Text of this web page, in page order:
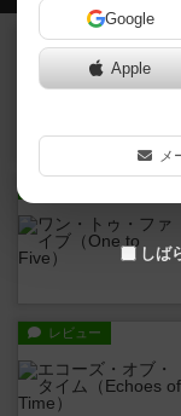
レビュー
レビュー
Google
Apple
メ
しば